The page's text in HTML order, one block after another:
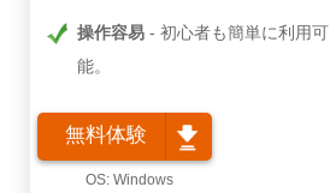
操作容易
初心者も簡単に利用可
能。
無料体験